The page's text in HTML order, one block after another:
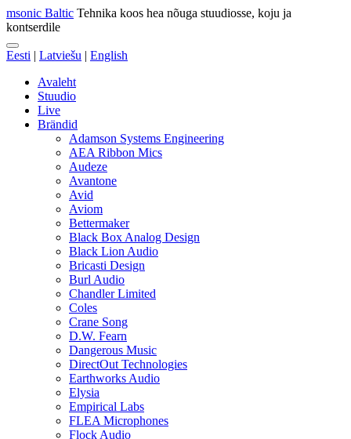
msonic Baltic Tehnika koos hea nõuga stuudiosse, koju ja
kontserdile
Eesti | Latviešu | English
Avaleht
Stuudio
Live
Brändid
Adamson Systems Engineering
AEA Ribbon Mics
Audeze
Avantone
Avid
Aviom
Bettermaker
Black Box Analog Design
Black Lion Audio
Bricasti Design
Burl Audio
Chandler Limited
Coles
Crane Song
D.W. Fearn
Dangerous Music
DirectOut Technologies
Earthworks Audio
Elysia
Empirical Labs
FLEA Microphones
Flock Audio